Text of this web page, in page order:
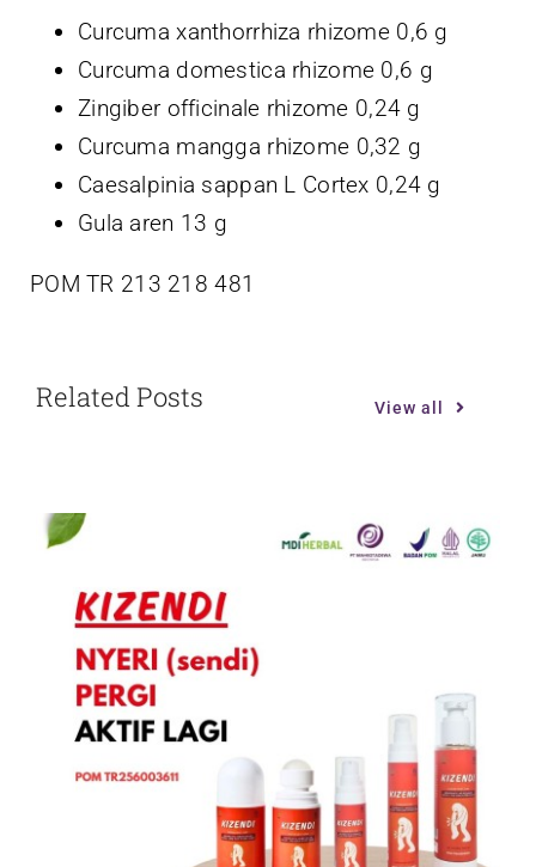
Curcuma xanthorrhiza rhizome 0,6 g
Curcuma domestica rhizome 0,6 g
Zingiber officinale rhizome 0,24 g
Curcuma mangga rhizome 0,32 g
Caesalpinia sappan L Cortex 0,24 g
Gula aren 13 g
POM TR 213 218 481
Related Posts View all